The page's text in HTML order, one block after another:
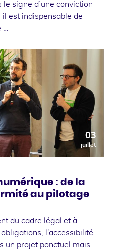
le signe d’une conviction
est indispensable de
03
juillet
: de la
au pilotage
du cadre légal et à
l'accessibilité
un projet ponctuel mais